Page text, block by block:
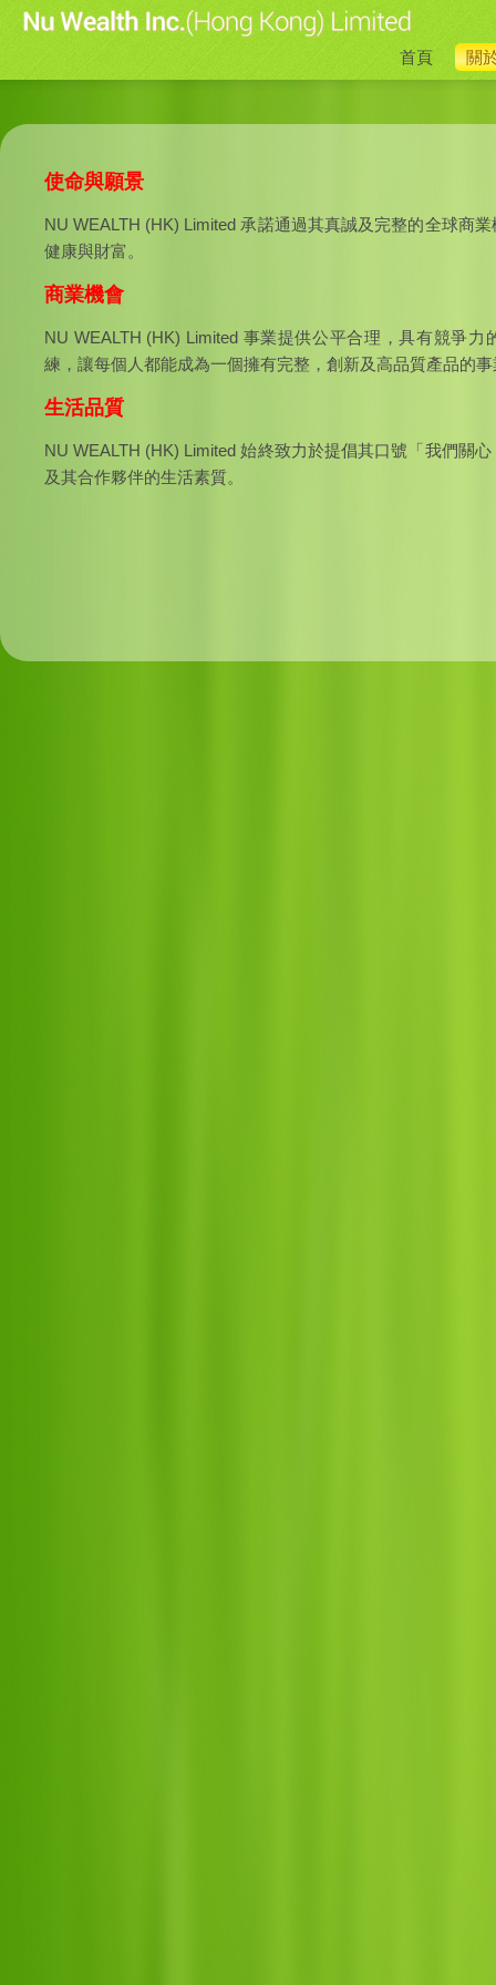
首頁 關
使命與願景
NU WEALTH (HK) Limited 承諾通過其真誠及完整的全球商
健康與財富。
商業機會
NU WEALTH (HK) Limited 事業提供公平合理，具有競爭力
練，讓每個人都能成為一個擁有完整，創新及高品質產品的
生活品質
NU WEALTH (HK) Limited 始終致力於提倡其口號「我們關
及其合作夥伴的生活素質。